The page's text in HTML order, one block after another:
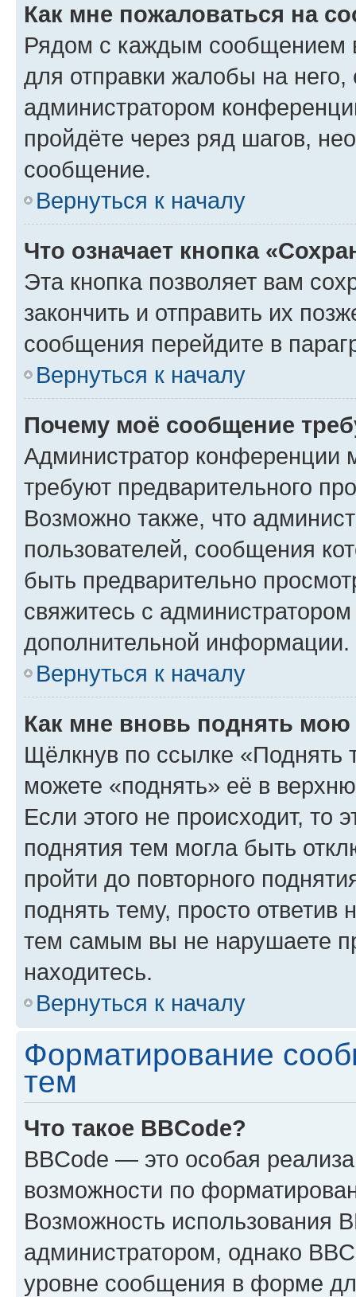
Как мне пожаловаться на
Рядом с каждым сообщением
для отправки жалобы на
администратором
пройдёте через ряд шагов,
сообщение.
Вернуться к началу
Что означает кнопка
Эта кнопка позволяет вам
закончить и отправить их
сообщения перейдите в
Вернуться к началу
Почему моё сообщение
Администратор конференции
требуют предварительного
Возможно также, что
пользователей, сообщения
быть предварительно
свяжитесь с
дополнительной информации.
Вернуться к началу
Как мне вновь поднять мою
Щёлкнув по ссылке «Поднять
можете «поднять» её в
Если этого не происходит, то
поднятия тем могла быть
пройти до повторного
поднять тему, просто ответив
тем самым вы не нарушаете
находитесь.
Вернуться к началу
Форматирование
тем
Что такое BBCode?
BBCode — это особая
возможности по
Возможность использования
администратором, однако
уровне сообщения в форме